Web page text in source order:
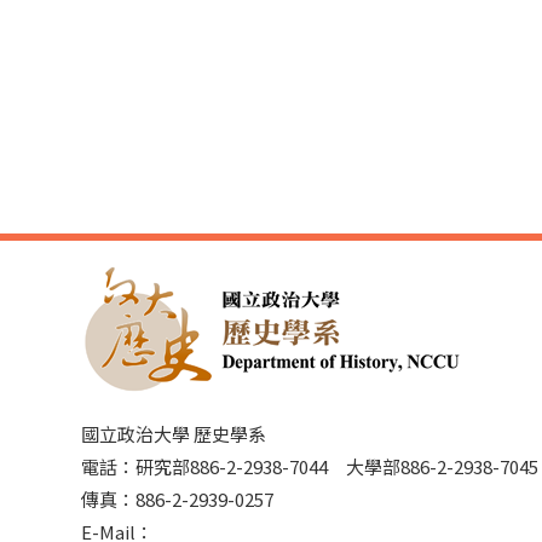
國立政治大學 歷史學系
電話：研究部886-2-2938-7044 大學部886-2-2938-
傳真：886-2-2939-0257
E-Mail：